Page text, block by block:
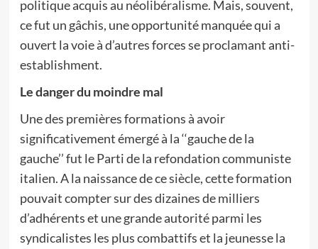
politique acquis au néolibéralisme. Mais, souvent,
ce fut un gâchis, une opportunité manquée qui a
ouvert la voie à d’autres forces se proclamant anti-
establishment.
Le danger du moindre mal
Une des premières formations à avoir
significativement émergé à la ‘‘gauche de la
gauche’’ fut le Parti de la refondation communiste
italien. A la naissance de ce siècle, cette formation
pouvait compter sur des dizaines de milliers
d’adhérents et une grande autorité parmi les
syndicalistes les plus combattifs et la jeunesse la